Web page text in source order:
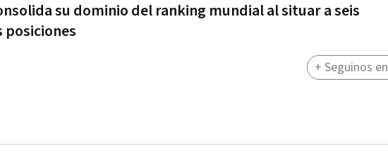
su dominio del ranking mundial al situar a seis
posiciones
+ Seguinos en